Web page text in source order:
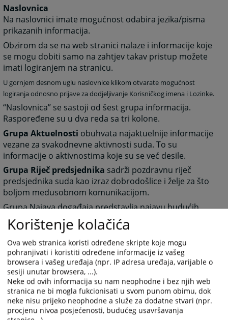
Naslovnica
Na naslovnici imate mogućnost odabira jezika/pisma
prikazanih informacija.
Obzirom da se na web stranici nalaze i informacije koje
se mogu dobiti samo na zahtjev takav pristup možete
imati logiranjem na stranicu.
U gornjem desnom uglu naslovnice klikom otvarate mogućnost
logiranja odnosno prijave za dodjeljivanje Korisničkog imena i Lozinke.
“Naslovnica” se sastoji od šest grupa informacija.
Raspoređene su u dva reda sa tri kolone.
Grupa Aktuelnosti obuhvata najaktuelnije informacije
vezane za svakodnevne aktivnosti suda. To su
informacije o aktivnostima koje su se već desile.
Grupa Riječ predsjednika sadrži pozdravnu riječ
predsjednika suda kao izraz dobrodošlice i želje za što
boljom međusobnom komunikacijom.
Grupa Najava događaja predstavlja najavu budućih
događanja važnih za sud sa datumom događanja.
Grupa često postavljana pitanja prikazuje pitanja i
odgovore koji su najčešće postavljana sudu, a vezana
su za rad suda ili druge aktivnosti vezane za sam sud.
Grupa Raspored suđenja prikazuje detaljne informacije
o suđenjima u sudu za određeni vremenski period.
Grupa Vijesti iz pravosuđa obuhvatainformacije koje
su vezane za pravosuđe BiH u cjelini.
Korištenje kolačića
Ova web stranica koristi određene skripte koje mogu
pohranjivati i koristiti određene informacije iz vašeg
browsera i vašeg uređaja (npr. IP adresa uređaja, varijable o
sesiji unutar browsera, ...).
Neke od ovih informacija su nam neophodne i bez njih web
stranica ne bi mogla fukcionisati u svom punom obimu, dok
neke nisu prijeko neophodne a služe za dodatne stvari (npr.
procjenu nivoa posjećenosti, budućeg usavršavanja